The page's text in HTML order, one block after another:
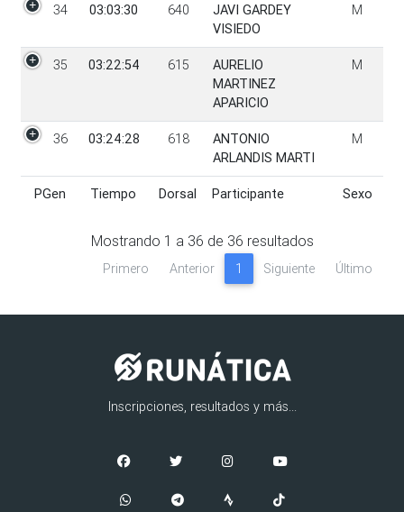
PGen Tiempo Dorsal Participante Sexo
34 03:03:30 640
JAVI GARDEY
VISIEDO
M
35 03:22:54 615
AURELIO
MARTINEZ
APARICIO
M
36 03:24:28 618
ANTONIO
ARLANDIS MARTI
M
PGen Tiempo Dorsal Participante Sexo
Mostrando 1 a 36 de 36 resultados
Primero Anterior 1 Siguiente Último
Inscripciones, resultados y más...